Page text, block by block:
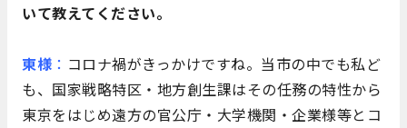
いて教えてください。
東様 ： コロナ禍がきっかけですね。当市の中でも私ど
も、国家戦略特区・地方創生課はその任務の特性から
東京をはじめ遠方の官公庁・大学機関・企業様等とコ